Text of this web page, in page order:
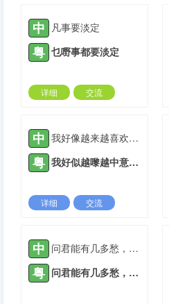
中 凡事要淡定
粤 乜嘢事都要淡定
详细
交流
中 我好像越来越喜欢你了
粤 我好似越嚟越中意你了
详细
交流
中 问君能有几多愁，好似中信八十楼
粤 问君能有几多愁，好似中信八十楼